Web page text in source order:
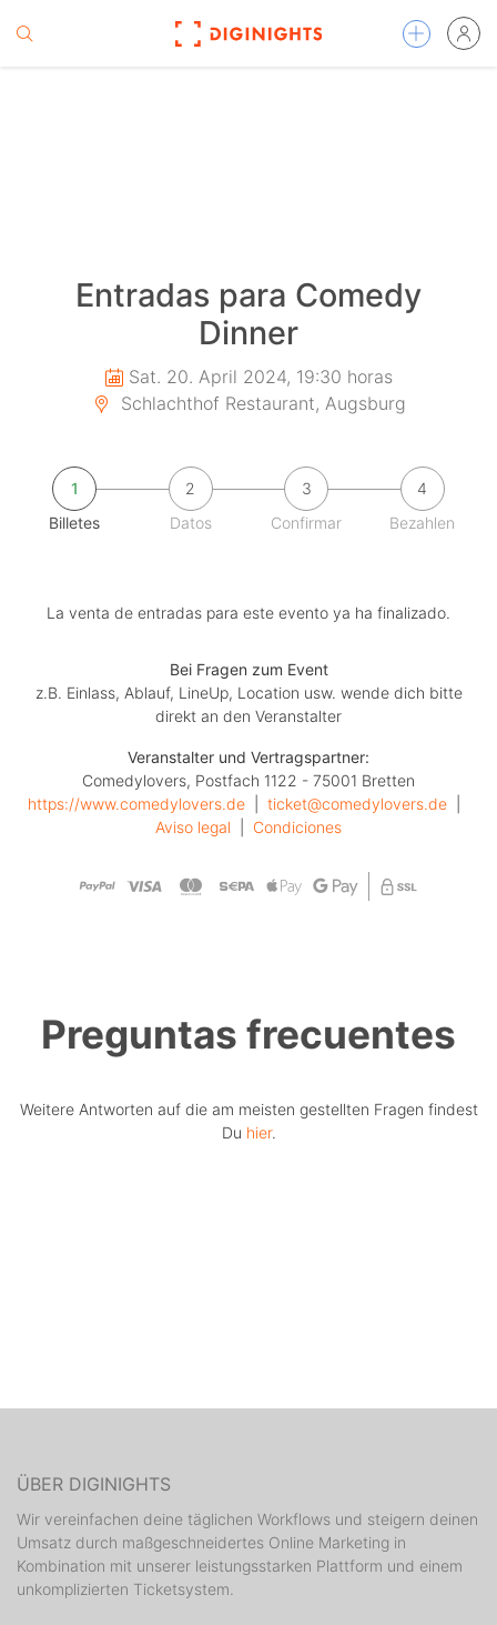
Entradas para Comedy
Dinner
Sat. 20. April 2024, 19:30 horas
Schlachthof Restaurant, Augsburg
1
Billetes
2
Datos
3
Confirmar
4
Bezahlen
La venta de entradas para este evento ya ha finalizado.
Bei Fragen zum Event
z.B. Einlass, Ablauf, LineUp, Location usw. wende dich bitte
direkt an den Veranstalter
Veranstalter und Vertragspartner:
Comedylovers, Postfach 1122 - 75001 Bretten
https://www.comedylovers.de
ticket@comedylovers.de
Aviso legal
Condiciones
Preguntas frecuentes
Weitere Antworten auf die am meisten gestellten Fragen findest
Du hier.
ÜBER DIGINIGHTS
Wir vereinfachen deine täglichen Workflows und steigern deinen
Umsatz durch maßgeschneidertes Online Marketing in
Kombination mit unserer leistungsstarken Plattform und einem
unkomplizierten Ticketsystem.